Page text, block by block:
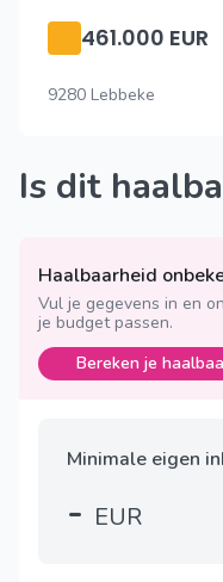
461.000 EUR
9280 Lebbeke
Is dit
Haalbaarheid
Vul je gegevens in en
je budget passen.
Bereken je
Minimale eigen
- EUR